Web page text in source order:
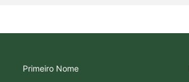
Primeiro Nome